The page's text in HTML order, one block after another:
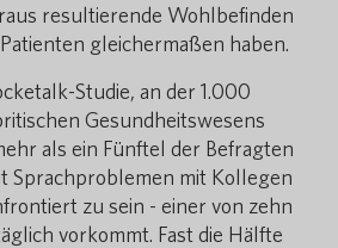
resultierende Wohlbefinden
gleichermaßen haben.
Studie, an der 1.000
Gesundheitswesens
als ein Fünftel der Befragten
Sprachproblemen mit Kollegen
zu sein - einer von zehn
vorkommt. Fast die Hälfte